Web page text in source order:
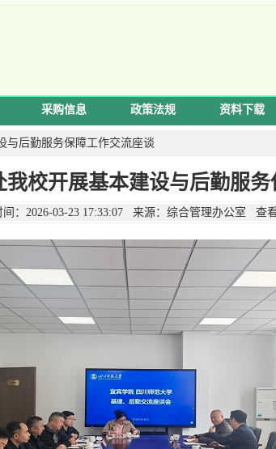
采购信息 政策法规 资料下载
与后勤服务保障工作交流座谈
我校开展基本建设与后勤服
间：2026-03-23 17:33:07 来源：综合管理办公室 查看